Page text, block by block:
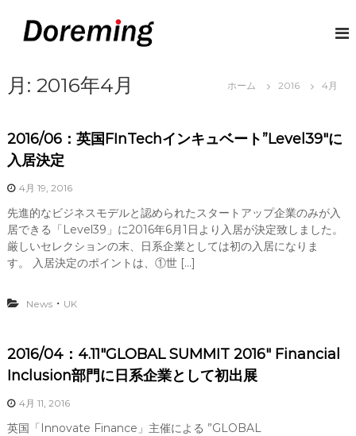
へ
ッ
n
給
概
念
に
革
命
月: 2016年4月 ホーム 2016 4月
2016/06：英国FInTechインキュベート”Level39″に
入居決定
4月 19, 2016
先進的なビジネスモデルと認められたスタートアップ企業のみが入
居できる「Level39」に2016年6月1日より入居が決定致しました。
厳しいセレクションの末、日系企業としては初の入居になりま
す。 入居決定のポイントは、①世 […]
News・ UK
2016/04：4.11″GLOBAL SUMMIT 2016″ Financial
Inclusion部門に日系企業として初出展
4月 11, 2016
英国「Innovate Finance」主催による ”GLOBAL